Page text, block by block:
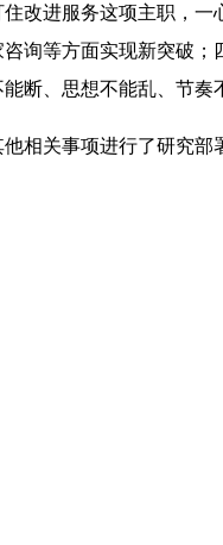
改进服务这项主职，
询等方面实现新突破
能断、思想不能乱、节
相关事项进行了研究部